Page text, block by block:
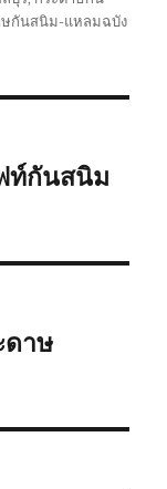
ษกันสนิม-แหลมฉบัง
ท์กันสนิม
าษ